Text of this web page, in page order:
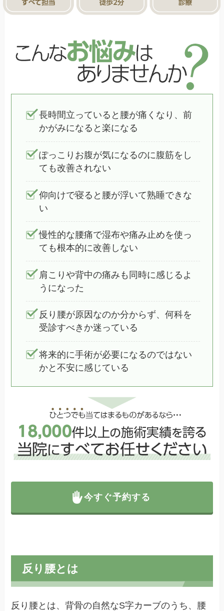
長時間立っていると腰が痛くなり、前
かがみになると楽になる
ぽっこりお腹が気になるのに腹筋をし
ても改善されない
仰向けで寝ると腰が浮いて熟睡できな
い
慢性的な腰痛で湿布や痛み止めを使っ
ても根本的に改善しない
肩こりや背中の痛みも同時に感じるよ
うになった
反り腰が原因なのか分からず、何科を
受診すべきか迷っている
将来的に手術が必要になるのではない
かと不安に感じている
今すぐ予約する
反り腰とは
反り腰とは、背骨の自然なS字カーブのうち、腰